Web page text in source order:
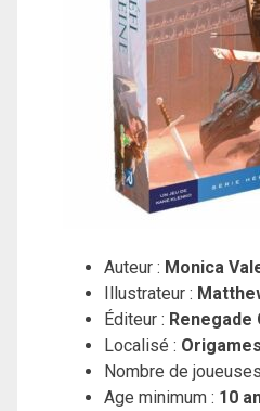
Auteur : Monica
Illustrateur :
Éditeur : Renegade
Localisé : Origames
Nombre de
Age minimum : 10